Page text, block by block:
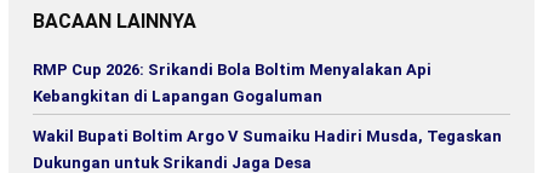
BACAAN LAINNYA
RMP Cup 2026: Srikandi Bola Boltim Menyalakan Api
Kebangkitan di Lapangan Gogaluman
Wakil Bupati Boltim Argo V Sumaiku Hadiri Musda, Tegaskan
Dukungan untuk Srikandi Jaga Desa